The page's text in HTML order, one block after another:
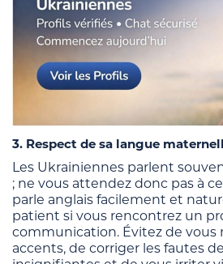
3. Respect de sa langue
Les Ukrainiennes parlent
; ne vous attendez donc pas à
parle anglais facilement et
patient si vous rencontrez un
communication. Évitez de vous
accents, de corriger les fautes